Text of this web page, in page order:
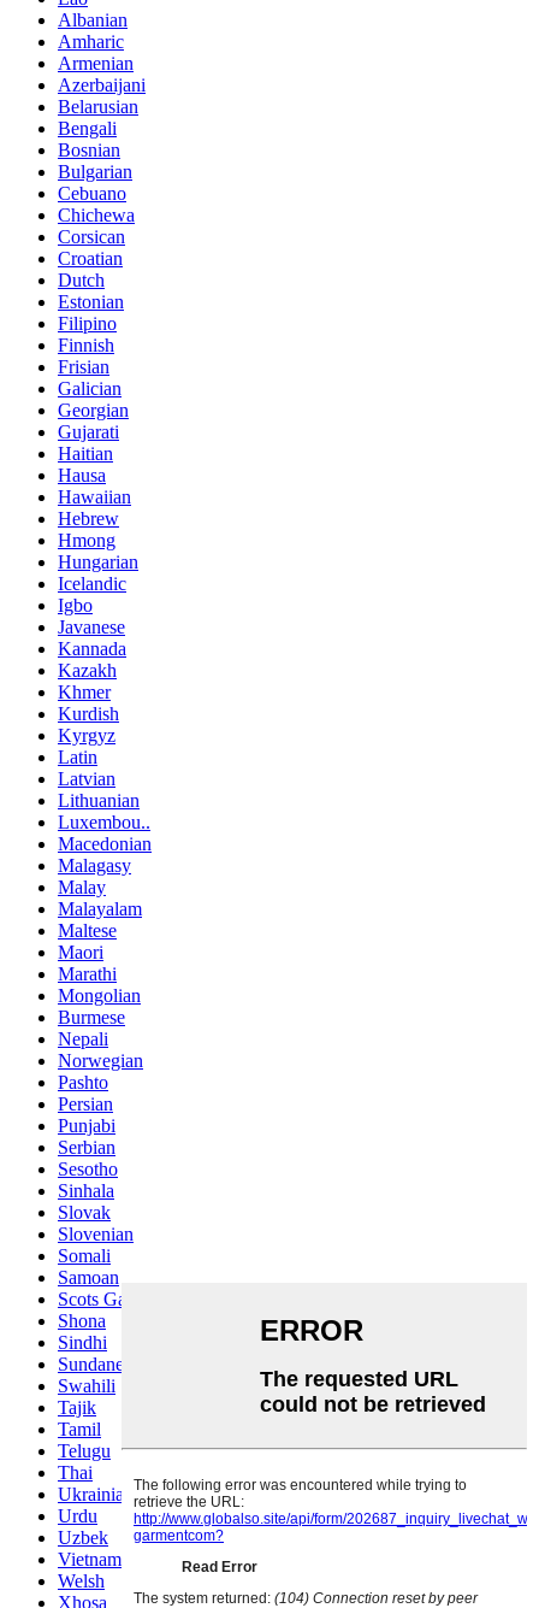
Albanian
Amharic
Armenian
Azerbaijani
Belarusian
Bengali
Bosnian
Bulgarian
Cebuano
Chichewa
Corsican
Croatian
Dutch
Estonian
Filipino
Finnish
Frisian
Galician
Georgian
Gujarati
Haitian
Hausa
Hawaiian
Hebrew
Hmong
Hungarian
Icelandic
Igbo
Javanese
Kannada
Kazakh
Khmer
Kurdish
Kyrgyz
Latin
Latvian
Lithuanian
Luxembou..
Macedonian
Malagasy
Malay
Malayalam
Maltese
Maori
Marathi
Mongolian
Burmese
Nepali
Norwegian
Pashto
Persian
Punjabi
Serbian
Sesotho
Sinhala
Slovak
Slovenian
Somali
Samoan
Scots Gaelic
Shona
Sindhi
Sundanese
Swahili
Tajik
Tamil
Telugu
Thai
Ukrainian
Urdu
Uzbek
Vietnamese
Welsh
Xhosa